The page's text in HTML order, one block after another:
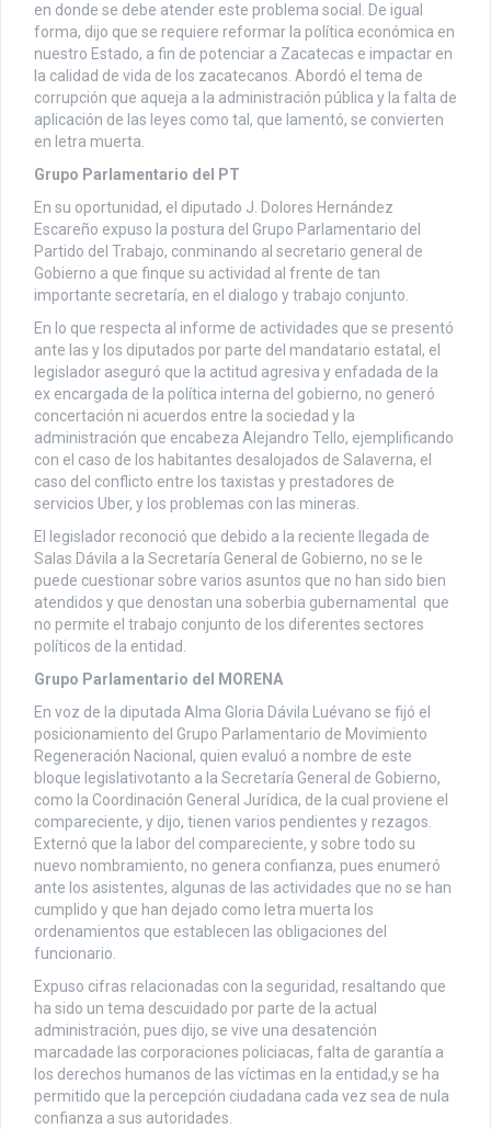
en donde se debe atender este problema social. De igual
forma, dijo que se requiere reformar la política económica en
nuestro Estado, a fin de potenciar a Zacatecas e impactar en
la calidad de vida de los zacatecanos. Abordó el tema de
corrupción que aqueja a la administración pública y la falta de
aplicación de las leyes como tal, que lamentó, se convierten
en letra muerta.
Grupo Parlamentario del PT
En su oportunidad, el diputado J. Dolores Hernández
Escareño expuso la postura del Grupo Parlamentario del
Partido del Trabajo, conminando al secretario general de
Gobierno a que finque su actividad al frente de tan
importante secretaría, en el dialogo y trabajo conjunto.
En lo que respecta al informe de actividades que se presentó
ante las y los diputados por parte del mandatario estatal, el
legislador aseguró que la actitud agresiva y enfadada de la
ex encargada de la política interna del gobierno, no generó
concertación ni acuerdos entre la sociedad y la
administración que encabeza Alejandro Tello, ejemplificando
con el caso de los habitantes desalojados de Salaverna, el
caso del conflicto entre los taxistas y prestadores de
servicios Uber, y los problemas con las mineras.
El legislador reconoció que debido a la reciente llegada de
Salas Dávila a la Secretaría General de Gobierno, no se le
puede cuestionar sobre varios asuntos que no han sido bien
atendidos y que denostan una soberbia gubernamental que
no permite el trabajo conjunto de los diferentes sectores
políticos de la entidad.
Grupo Parlamentario del MORENA
En voz de la diputada Alma Gloria Dávila Luévano se fijó el
posicionamiento del Grupo Parlamentario de Movimiento
Regeneración Nacional, quien evaluó a nombre de este
bloque legislativotanto a la Secretaría General de Gobierno,
como la Coordinación General Jurídica, de la cual proviene el
compareciente, y dijo, tienen varios pendientes y rezagos.
Externó que la labor del compareciente, y sobre todo su
nuevo nombramiento, no genera confianza, pues enumeró
ante los asistentes, algunas de las actividades que no se han
cumplido y que han dejado como letra muerta los
ordenamientos que establecen las obligaciones del
funcionario.
Expuso cifras relacionadas con la seguridad, resaltando que
ha sido un tema descuidado por parte de la actual
administración, pues dijo, se vive una desatención
marcadade las corporaciones policiacas, falta de garantía a
los derechos humanos de las víctimas en la entidad,y se ha
permitido que la percepción ciudadana cada vez sea de nula
confianza a sus autoridades.